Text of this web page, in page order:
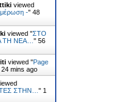
viewed
-" 48
viewed "ΣΤΟ
ΤΗ ΝΕΑ… " 56
viewed "Page
24 mins ago
ΣΤΗΝ… " 1